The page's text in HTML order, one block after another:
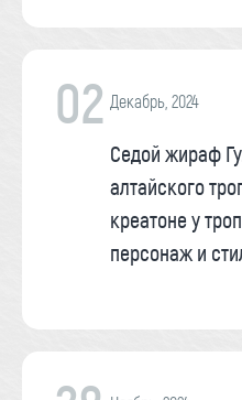
02 Декабрь, 2024
Седой жираф
алтайского
креатоне у
персонаж и